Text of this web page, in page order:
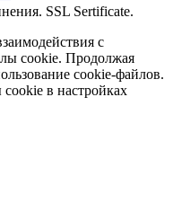
SSL Sertificate.
с
cookie. Продолжая
cookie-файлов.
в настройках